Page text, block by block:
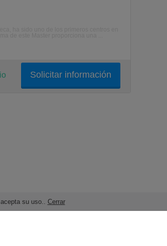
su uso.. Cerrar
Solicitar información